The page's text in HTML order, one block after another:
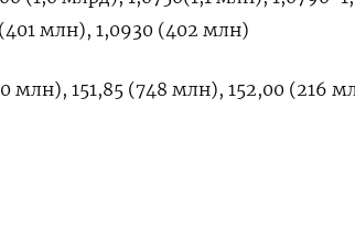
млн), 1,0930 (402 млн)
млн), 151,85 (748 млн), 152,00 (216